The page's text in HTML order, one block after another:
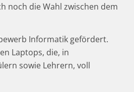
noch die Wahl zwischen dem
Informatik gefördert.
Laptops, die, in
sowie Lehrern, voll